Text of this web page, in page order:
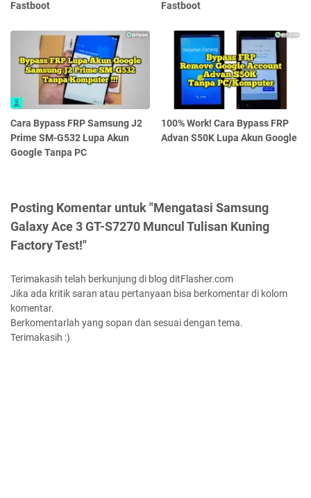
Fastboot Fastboot
Cara Bypass FRP Samsung J2
Prime SM-G532 Lupa Akun
Google Tanpa PC
100% Work! Cara Bypass FRP
Advan S50K Lupa Akun Google
Posting Komentar untuk "Mengatasi Samsung
Galaxy Ace 3 GT-S7270 Muncul Tulisan Kuning
Factory Test!"
Terimakasih telah berkunjung di blog ditFlasher.com
Jika ada kritik saran atau pertanyaan bisa berkomentar di kolom
komentar.
Berkomentarlah yang sopan dan sesuai dengan tema.
Terimakasih :)